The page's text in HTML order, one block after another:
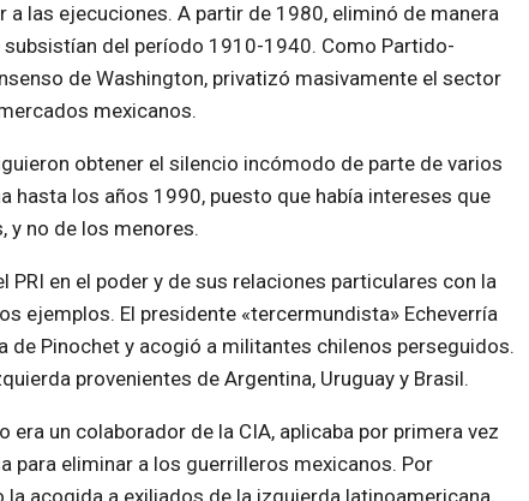
las ejecuciones. A partir de 1980, eliminó de manera
del período 1910-1940. Como Partido-
de Washington, privatizó masivamente el sector
mexicanos.
obtener el silencio incómodo de parte de varios
los años 1990, puesto que había intereses que
y no de los menores.
en el poder y de sus relaciones particulares con la
ejemplos. El presidente «tercermundista» Echeverría
Pinochet y acogió a militantes chilenos perseguidos.
provenientes de Argentina, Uruguay y Brasil.
un colaborador de la CIA, aplicaba por primera vez
eliminar a los guerrilleros mexicanos. Por